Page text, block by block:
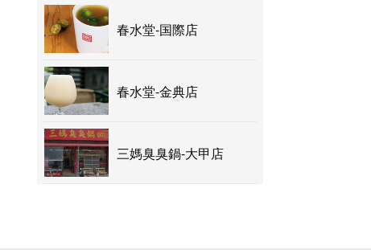
春水堂-国際店
春水堂-金典店
三媽臭臭鍋-大甲店